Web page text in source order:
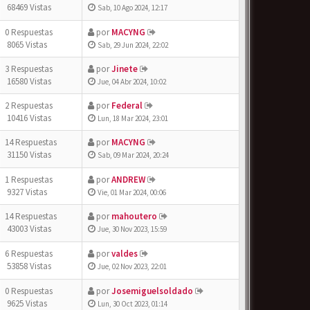
68469 Vistas
Sab, 10 Ago 2024, 12:17
0 Respuestas
8065 Vistas
porMACYNG
Sab, 29 Jun 2024, 22:02
3 Respuestas
16580 Vistas
porJinete
Jue, 04 Abr 2024, 10:02
2 Respuestas
10416 Vistas
porFederal
Lun, 18 Mar 2024, 23:01
14 Respuestas
31150 Vistas
porMACYNG
Sab, 09 Mar 2024, 20:24
1 Respuestas
9327 Vistas
porANDREW
Vie, 01 Mar 2024, 00:06
14 Respuestas
43003 Vistas
pormahoutero
Jue, 30 Nov 2023, 15:59
6 Respuestas
53858 Vistas
porvaldes
Jue, 02 Nov 2023, 22:01
0 Respuestas
9625 Vistas
porJosemiguelsoldado
Lun, 30 Oct 2023, 01:14